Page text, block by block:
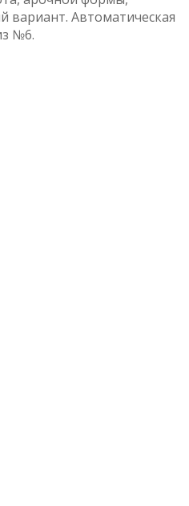
вариант. Автоматическая
№6.